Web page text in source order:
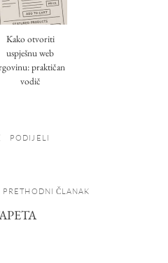
Kako otvoriti
uspješnu web
praktičan
vodič
PODIJELI
PRETHODNI ČLANAK